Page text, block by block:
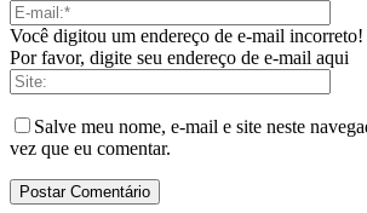
Você digitou um endereço de e-mail incorreto!
Por favor, digite seu endereço de e-mail aqui
Salve meu nome, e-mail e site neste
vez que eu comentar.